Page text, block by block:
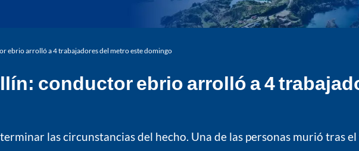
ebrio arrolló a 4 trabajadores del metro este domingo
conductor ebrio arrolló a 4
las circunstancias del hecho. Una de las personas murió tras